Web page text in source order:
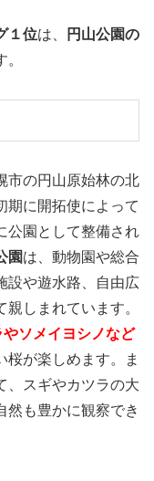
１位は、
円山公園の
。
市の円山原始林の北
期に開拓使によって
公園として整備され
園は、動物園や総合
設や遊水路、自由広
しまれています。
ソメイヨシノなど
桜が楽しめます。ま
、スギやカツラの大
然も豊かに観察でき